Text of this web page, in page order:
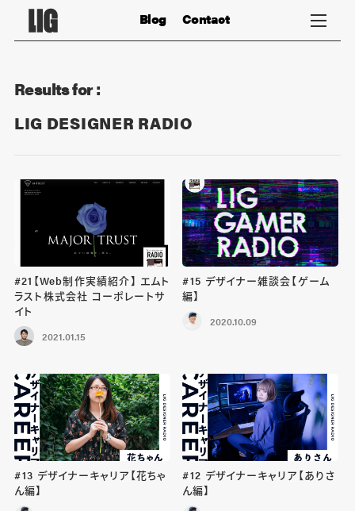
Contact
Blog
Results for :
LIG DESIGNER RADIO
#21【Web制作実績紹介】 エムト
ラスト株式会社 コーポレートサ
イト
2021.01.15
#15 デザイナー雑談会【ゲーム
編】
2020.10.09
#13 デザイナーキャリア【花ちゃ
ん編】
#12 デザイナーキャリア【ありさ
ん編】